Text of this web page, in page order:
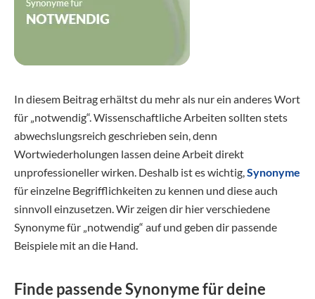
In diesem Beitrag erhältst du mehr als nur ein anderes Wort
für „notwendig“. Wissenschaftliche Arbeiten sollten stets
abwechslungsreich geschrieben sein, denn
Wortwiederholungen lassen deine Arbeit direkt
unprofessioneller wirken. Deshalb ist es wichtig,Synonyme
für einzelne Begrifflichkeiten zu kennen und diese auch
sinnvoll einzusetzen. Wir zeigen dir hier verschiedene
Synonyme für „notwendig“ auf und geben dir passende
Beispiele mit an die Hand.
Finde passende Synonyme für deine